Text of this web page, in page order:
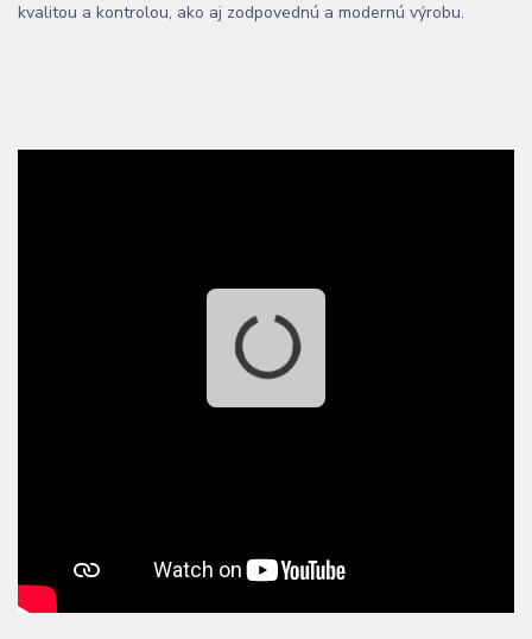
kvalitou a kontrolou, ako aj zodpovednú a modernú výrobu.